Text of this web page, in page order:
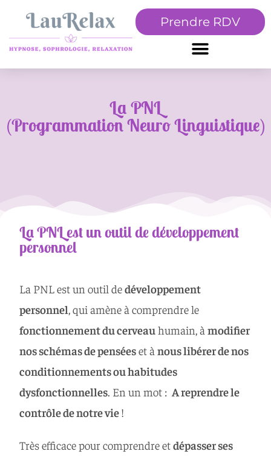
Prendre RDV
La PNL
(Programmation Neuro Linguistique)
La PNL est un outil de développement
personnel
La PNL est un outil dedéveloppement
personnel, qui amène à comprendre le
fonctionnement du cerveauhumain, àmodifier
nos schémas de penséeset ànous libérer de nos
conditionnements ou habitudes
dysfonctionnelles. En un mot : A reprendre le
contrôle de notre vie!
Très efficace pour comprendre etdépasser ses